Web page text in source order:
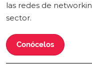
las redes de
sector.
Conócelos